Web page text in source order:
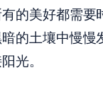
的美好都需要
的土壤中慢慢
光。